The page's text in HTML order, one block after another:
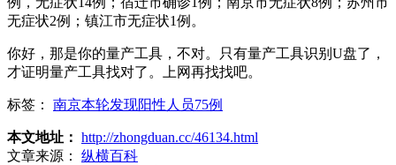
无症状2例；镇江市无症状1例。
你好，那是你的量产工具，不对。只有量产工具识别U盘了，
才证明量产工具找对了。上网再找找吧。
标签： 南京本轮发现阳性人员75例
本文地址： http://zhongduan.cc/46134.html
文章来源：
纵横百科